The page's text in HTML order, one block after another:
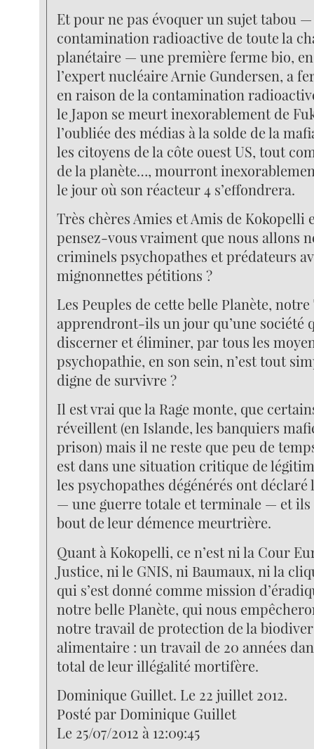
Et pour ne pas évoquer un sujet tabou
contamination radioactive de toute la
planétaire — une première ferme bio,
l’expert nucléaire Arnie Gundersen, a
en raison de la contamination
le Japon se meurt inexorablement de
l’oubliée des médias à la solde de la
les citoyens de la côte ouest US, tout
de la planète…, mourront
le jour où son réacteur 4 s’effondrera.
Très chères Amies et Amis de Kokopelli
pensez-vous vraiment que nous allons
criminels psychopathes et prédateurs
mignonnettes pétitions ?
Les Peuples de cette belle Planète,
apprendront-ils un jour qu’une société
discerner et éliminer, par tous les
psychopathie, en son sein, n’est tout
digne de survivre ?
Il est vrai que la Rage monte, que
réveillent (en Islande, les banquiers
prison) mais il ne reste que peu de
est dans une situation critique de
les psychopathes dégénérés ont déclaré
— une guerre totale et terminale — et ils
bout de leur démence meurtrière.
Quant à Kokopelli, ce n’est ni la Cour
Justice, ni le GNIS, ni Baumaux, ni la
qui s’est donné comme mission
notre belle Planète, qui nous
notre travail de protection de la
alimentaire : un travail de 20 années
total de leur illégalité mortifère.
Dominique Guillet. Le 22 juillet 2012.
Posté par Dominique Guillet
Le 25/07/2012 à 12:09:45